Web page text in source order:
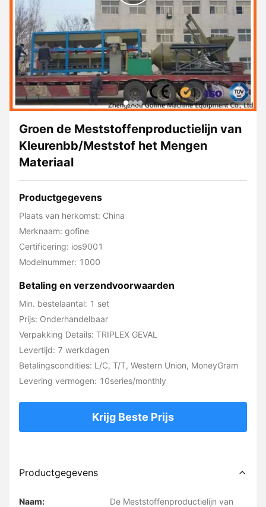
Groen de Meststoffenproductielijn van
Kleurenbb/Meststof het Mengen
Materiaal
Productgegevens
Plaats van herkomst: China
Merknaam: gofine
Certificering: ios9001
Modelnummer: 1000
Betaling en verzendvoorwaarden
Min. bestelaantal: 1 set
Prijs: Onderhandelbaar
Verpakking Details: TRIPLEX GEVAL
Levertijd: 7 werkdagen
Betalingscondities: L/C, T/T, Western Union, MoneyGram
Levering vermogen: 10series/monthly
Krijg Beste Prijs
Productgegevens
Naam:
De Meststoffenproductielijn van